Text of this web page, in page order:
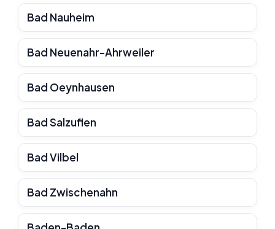
Bad Nauheim
Bad Neuenahr-Ahrweiler
Bad Oeynhausen
Bad Salzuflen
Bad Vilbel
Bad Zwischenahn